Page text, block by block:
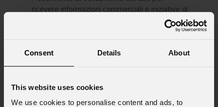
Consent Details About
This website uses cookies
We use cookies to personalise content and ads, to
ricevere informazioni commerciali e iniziative di
personali